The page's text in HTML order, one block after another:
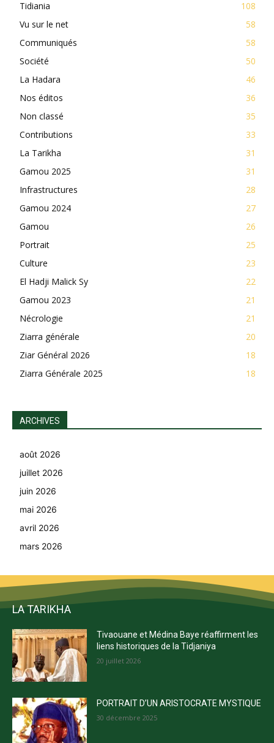
Tidiania
108
Vu sur le net
58
Communiqués
58
Société
50
La Hadara
46
Nos éditos
36
Non classé
35
Contributions
33
La Tarikha
31
Gamou 2025
31
Infrastructures
28
Gamou 2024
27
Gamou
26
Portrait
25
Culture
23
El Hadji Malick Sy
22
Gamou 2023
21
Nécrologie
21
Ziarra générale
20
Ziar Général 2026
18
Ziarra Générale 2025
18
ARCHIVES
août 2026
juillet 2026
juin 2026
mai 2026
avril 2026
mars 2026
LA TARIKHA
Tivaouane et Médina Baye réaffirment les
liens historiques de la Tidjaniya
20 juillet 2026
PORTRAIT D’UN ARISTOCRATE MYSTIQUE
30 décembre 2025